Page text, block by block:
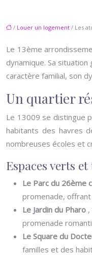
/ Louer un logement / Les
Le 13ème
dynamique. Sa
caractère familial, son
Un quartier
Le 13009 se distingue
habitants des havres
nombreuses écoles et
Espaces verts
Le Parc du 26ème
promenade,
Le Jardin du Pharo
promenade
Le Square du
familles et des